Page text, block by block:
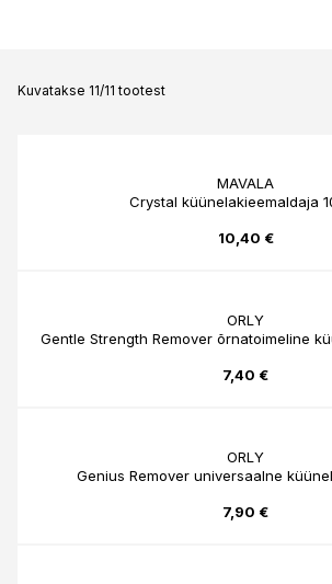
Kuvatakse 11/11 tootest
MAVALA
Crystal küünelakieemaldaja
10,40 €
ORLY
Gentle Strength Remover õrnatoimeline
7,40 €
ORLY
Genius Remover universaalne
7,90 €